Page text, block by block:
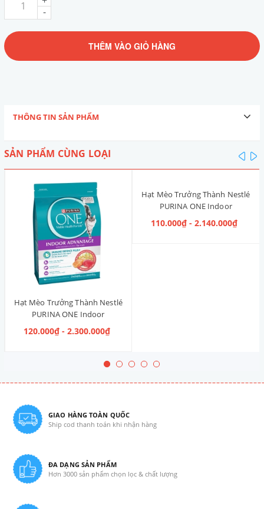
-
THÊM VÀO GIỎ HÀNG
THÔNG TIN SẢN PHẨM
SẢN PHẨM CÙNG LOẠI
Hạt Mèo Trưởng Thành Nestlé
PURINA ONE Indoor
Advantage Salmon & Tuna [Vị
Cá Hồi & Cá Ngừ]
120.000₫ - 2.300.000₫
Hạt Mèo Trưởng Thành Nestlé
PURINA ONE Indoor
Advantage [Vị Gà]
110.000₫ - 2.140.000₫
GIAO HÀNG TOÀN QUỐC
Ship cod thanh toán khi nhận hàng
ĐA DẠNG SẢN PHẨM
Hơn 3000 sản phẩm chọn lọc & chất lượng